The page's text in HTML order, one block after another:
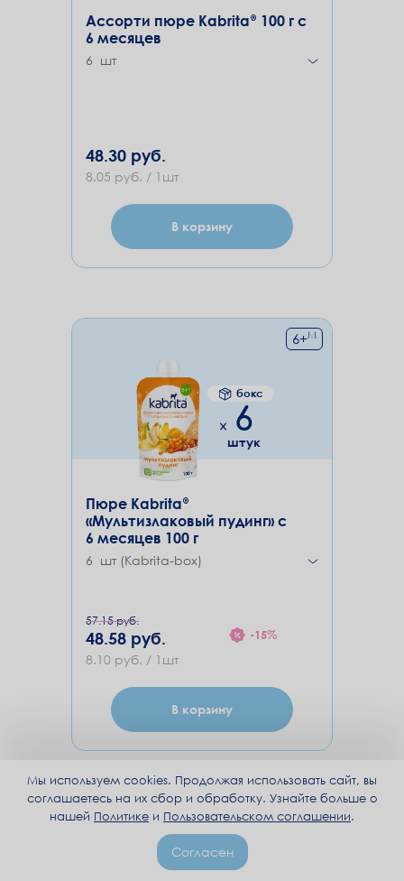
Ассорти пюре Kabrita® 100 г с
6 месяцев
6 шт
48.30 руб.
8.05 руб. / 1шт
В корзину
6+М
6
штук
бокс
Пюре Kabrita®
«Мультизлаковый пудинг» с
6 месяцев 100 г
6 шт (Kabrita-box)
57.15 руб.
48.58 руб.
8.10 руб. / 1шт
-15%
В корзину
8+М
+ такой же бокс
в подарок
Мы используем cookies. Продолжая использовать сайт, вы
соглашаетесь на их сбор и обработку. Узнайте больше о
нашей Политике и Пользовательском соглашении.
Согласен